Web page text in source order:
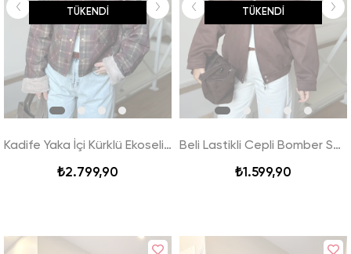
TÜKENDI
Kadife Yaka İçi Kürklü Ekoseli Ceket - Bordo
₺2.799,90
TÜKENDI
Beli Lastikli Cepli Bomber Süet Ceket - Kahverengi
₺1.599,90